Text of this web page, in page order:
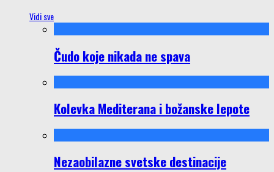
Vidi sve
Čudo koje nikada ne spava
Kolevka Mediterana i božanske lepote
Nezaobilazne svetske destinacije